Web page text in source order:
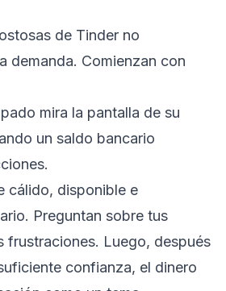
de Tinder no
demanda. Comienzan con
cálido, disponible e
Preguntan sobre tus
frustraciones. Luego, después
confianza, el dinero